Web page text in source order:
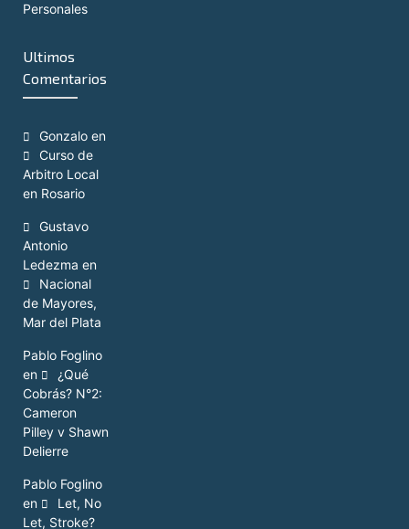
Personales
Ultimos
Comentarios
Gonzalo en
Curso de
Arbitro Local
en Rosario
Gustavo
Antonio
Ledezma en
Nacional
de Mayores,
Mar del Plata
Pablo Foglino
en
¿Qué
Cobrás? N°2:
Cameron
Pilley v Shawn
Delierre
Pablo Foglino
en
Let, No
Let, Stroke?